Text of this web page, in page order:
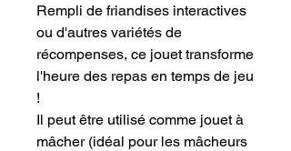
Rempli de friandises interactives
ou d'autres variétés de
récompenses, ce jouet transforme
l'heure des repas en temps de jeu
!
Il peut être utilisé comme jouet à
mâcher (idéal pour les mâcheurs